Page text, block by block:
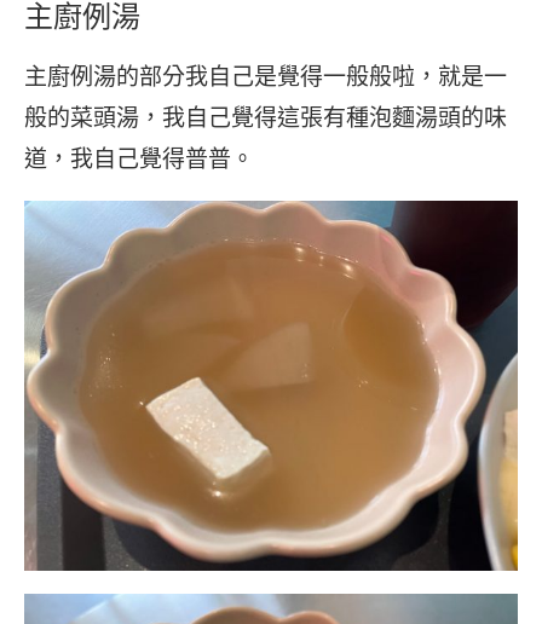
主廚例湯
主廚例湯的部分我自己是覺得一般般啦，就是一
般的菜頭湯，我自己覺得這張有種泡麵湯頭的味
道，我自己覺得普普。